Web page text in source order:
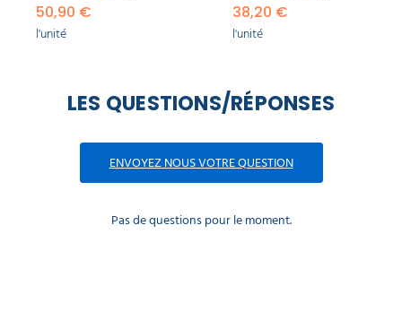
50,90 €
l'unité
38,20 €
l'unité
LES QUESTIONS/RÉPONSES
ENVOYEZ NOUS VOTRE QUESTION
Pas de questions pour le moment.